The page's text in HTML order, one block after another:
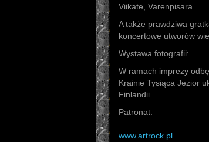
Viikate, Varenpisara…
A także prawdziwa
koncertowe utworów
Wystawa fotografii:
W ramach imprezy
Krainie Tysiąca Jezior
Finlandii.
Patronat:
www.artrock.pl